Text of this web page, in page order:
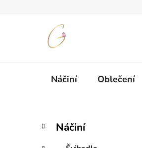
Náčiní Oblečení
PPřeskočit
kategorie
K
a
Náčiní